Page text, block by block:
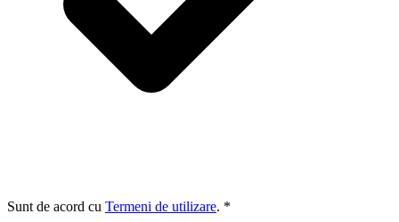
Sunt de acord cu Termeni de utilizare. *